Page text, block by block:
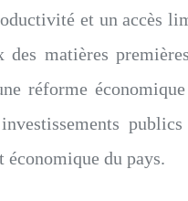
et un accès
des matières
réforme
du pays.